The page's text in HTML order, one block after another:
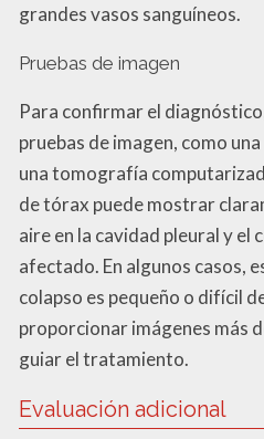
grandes vasos sanguíneos.
Pruebas de imagen
Para confirmar el
pruebas de imagen, como
una tomografía
de tórax puede mostrar
aire en la cavidad pleural y el
afectado. En algunos casos,
colapso es pequeño o difícil
proporcionar imágenes más
guiar el tratamiento.
Evaluación adicional